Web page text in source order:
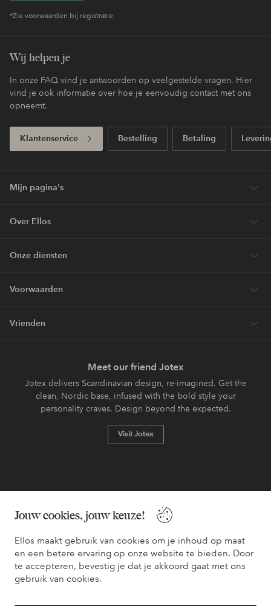
Jouw cookies, jouw keuze!
Ellos maakt gebruik van cookies om je inhoud op maat
en een betere ervaring op onze website te bieden. Door
te accepteren, bevestig je dat je akkoord gaat met ons
gebruik van cookies.
*Zie voorwaarden bij registratie
Wij helpen je
In onze FAQ vind je antwoorden op veelgestelde vragen. Hier
vind je ook informatie over hoe je eenvoudig contact met ons
opneemt.
Klantenservice Bestelling Betaling
Mijn pagina's
Over Ellos
Onze diensten
Voorwaarden
Vrienden
Meet our friend Jotex
Jotex delivers Scandinavian design, re-imagined. Get the
clean, Nordic base, infused with the bold style your
personality craves. Design beyond the expected.
Visit Jotex
Wil je meer weten over
onze betaalopties